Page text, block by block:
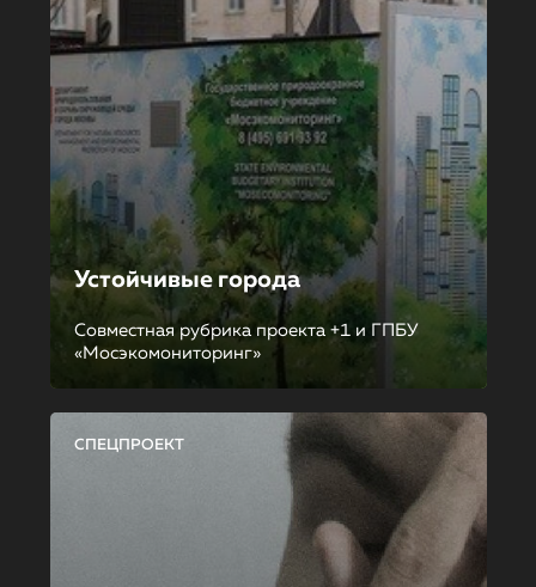
Устойчивые города
Совместная рубрика проекта +1 и ГПБУ
«Мосэкомониторинг»
СПЕЦПРОЕКТ